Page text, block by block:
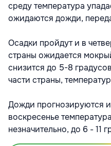
среду температура
ожидаются дожди,
Осадки пройдут и в
страны ожидается
снизится до 5-8
части страны,
Дожди прогнозируются и
воскресенье
незначительно, до 6 - 11